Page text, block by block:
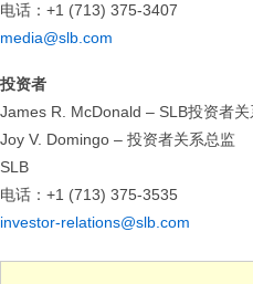
电话：+1 (713) 375-3407
media@slb.com
投资者
James R. McDonald – SLB投资者
Joy V. Domingo – 投资者关系总监
SLB
电话：+1 (713) 375-3535
investor-relations@slb.com